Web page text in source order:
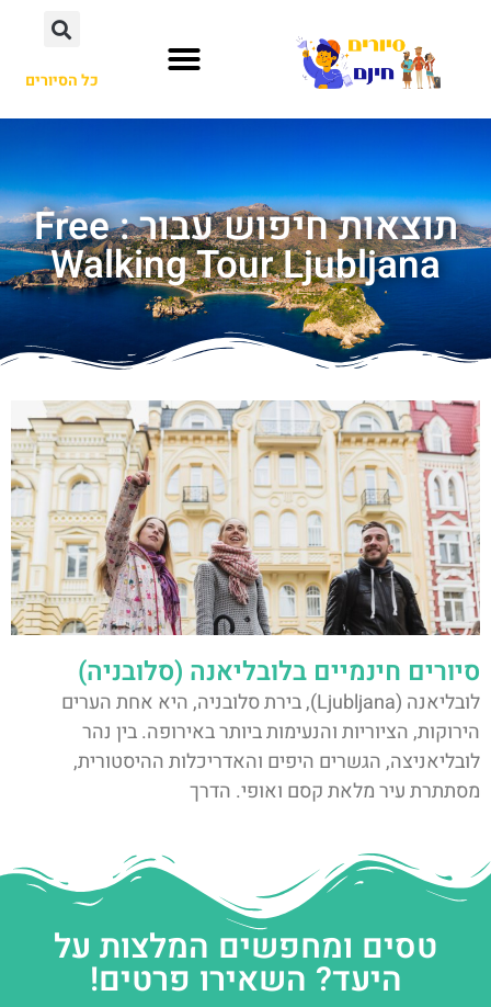
כל הסיורים
תוצאות חיפוש עבור : Free
Walking Tour Ljubljana
סיורים חינמיים בלובליאנה (סלובניה)
לובליאנה (Ljubljana), בירת סלובניה, היא אחת הערים
הירוקות, הציוריות והנעימות ביותר באירופה. בין נהר
לובליאניצה, הגשרים היפים והאדריכלות ההיסטורית,
מסתתרת עיר מלאת קסם ואופי. הדרך
טסים ומחפשים המלצות על
היעד? השאירו פרטים!